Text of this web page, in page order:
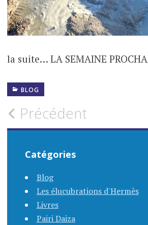
la suite… LA SEMAINE
BLOG
Navigation
des
articles
Précédent
Catégories
Blog
Les élucubrations d'Hermès
Livres
Pairi Daiza